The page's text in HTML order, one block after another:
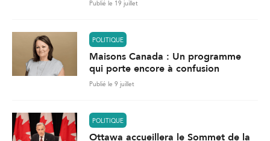
Publié le 19 juillet
POLITIQUE
Maisons Canada : Un programme
qui porte encore à confusion
Publié le 9 juillet
POLITIQUE
Ottawa accueillera le Sommet de la